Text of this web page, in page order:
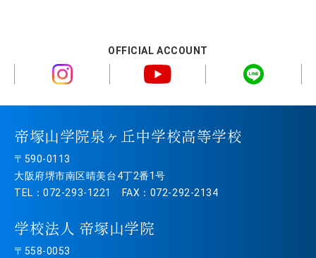
OFFICIAL ACCOUNT
帝塚山学院泉ヶ丘中学校高等学校
〒590-0113
大阪府堺市南区晴美台4丁2番1号
TEL：072-293-1221 FAX：072-292-2134
学校法人 帝塚山学院
〒558-0053